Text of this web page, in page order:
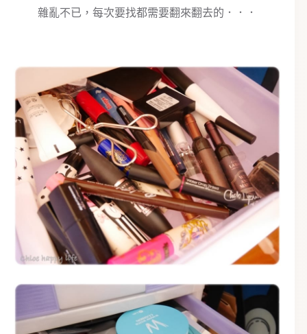
雜亂不已，每次要找都需要翻來翻去的．．．